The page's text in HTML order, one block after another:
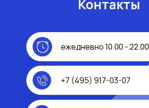
Контакты
+7 (495) 917-03-07
ежедневно 10.00 - 22.00